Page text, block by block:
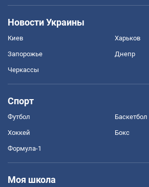
Новости Украины
Киев Харьков
Запорожье Днепр
Черкассы
Спорт
Футбол Баскетбол
Хоккей Бокс
Формула-1
Моя школа